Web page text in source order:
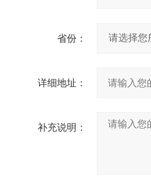
省份：
详细地址：
补充说明：